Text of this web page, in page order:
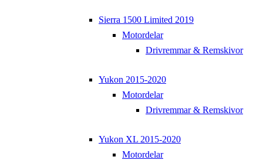
Sierra 1500 Limited 2019
Motordelar
Drivremmar & Remskivor
Yukon 2015-2020
Motordelar
Drivremmar & Remskivor
Yukon XL 2015-2020
Motordelar